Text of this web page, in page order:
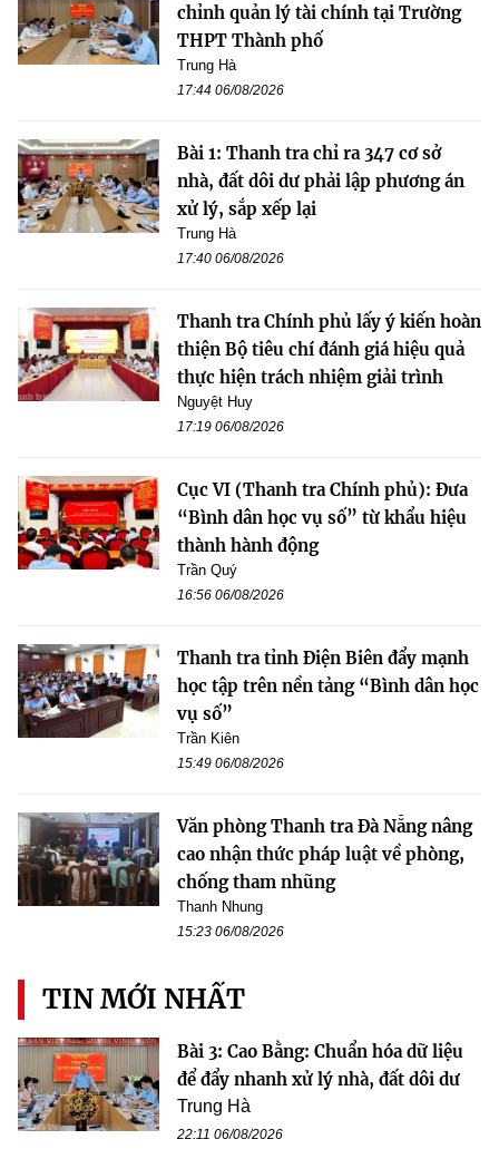
chỉnh quản lý tài chính tại Trường
THPT Thành phố
Trung Hà
17:44 06/08/2026
Bài 1: Thanh tra chỉ ra 347 cơ sở
nhà, đất dôi dư phải lập phương án
xử lý, sắp xếp lại
Trung Hà
17:40 06/08/2026
Thanh tra Chính phủ lấy ý kiến hoàn
thiện Bộ tiêu chí đánh giá hiệu quả
thực hiện trách nhiệm giải trình
Nguyệt Huy
17:19 06/08/2026
Cục VI (Thanh tra Chính phủ): Đưa
“Bình dân học vụ số” từ khẩu hiệu
thành hành động
Trần Quý
16:56 06/08/2026
Thanh tra tỉnh Điện Biên đẩy mạnh
học tập trên nền tảng “Bình dân học
vụ số”
Trần Kiên
15:49 06/08/2026
Văn phòng Thanh tra Đà Nẵng nâng
cao nhận thức pháp luật về phòng,
chống tham nhũng
Thanh Nhung
15:23 06/08/2026
TIN MỚI NHẤT
Bài 3: Cao Bằng: Chuẩn hóa dữ liệu
để đẩy nhanh xử lý nhà, đất dôi dư
Trung Hà
22:11 06/08/2026